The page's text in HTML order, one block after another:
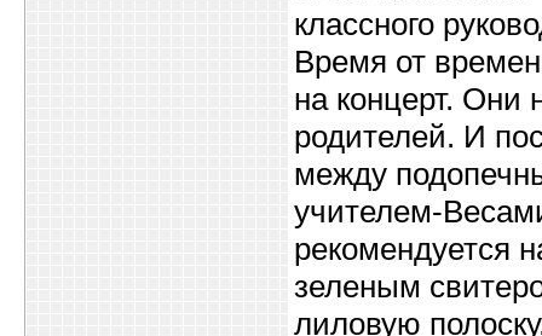
классного
Время от
на концерт. Они
родителей. И
между
учителем-
рекомендуется
зеленым
лиловую